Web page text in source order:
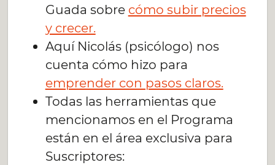
Guada sobre cómo subir precios
y crecer.
Aquí Nicolás (psicólogo) nos
cuenta cómo hizo para
emprender con pasos claros.
Todas las herramientas que
mencionamos en el Programa
están en el área exclusiva para
Suscriptores: